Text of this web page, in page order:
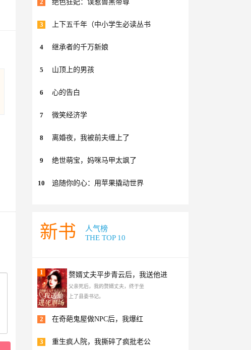
2 绝色狂妃：误惹兽黑帝尊
3 上下五千年（中小学生必读丛书
4 继承者的千万新娘
5 山顶上的男孩
6 心的告白
7 微笑经济学
8 离婚夜，我被前夫缠上了
9 绝世萌宝，妈咪马甲太飒了
10 追随你的心：用苹果撬动世界
新书
人气榜
THE TOP 10
1 赘婿丈夫平步青云后，我送他进
父亲死后，我的赘婿丈夫，终于坐
上了县委书记。
2 在奇葩鬼屋做NPC后，我爆红
3 重生疯人院，我撕碎了疯批老公